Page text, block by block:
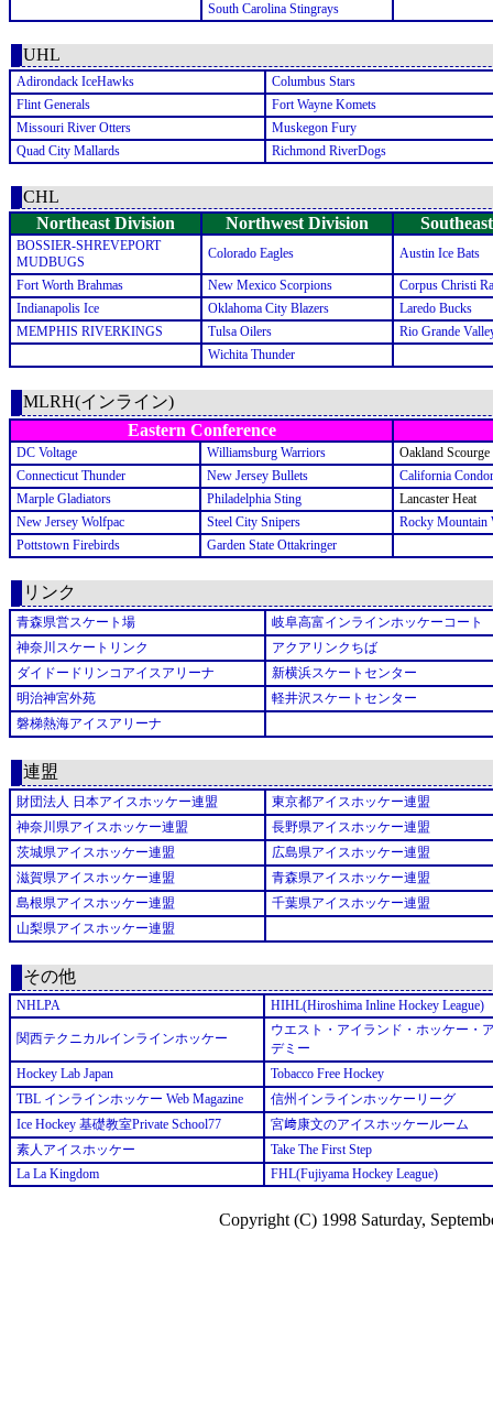
South Carolina Stingrays
UHL
Adirondack IceHawks
Columbus Stars
Flint Generals
Fort Wayne Komets
Missouri River Otters
Muskegon Fury
Quad City Mallards
Richmond RiverDogs
CHL
Northeast Division
Northwest Division
BOSSIER-SHREVEPORT
MUDBUGS
Colorado Eagles Austin Ice Bats
Fort Worth Brahmas New Mexico Scorpions
Corpus Christi
Indianapolis Ice
Oklahoma City Blazers
Laredo Bucks
MEMPHIS RIVERKINGS
Tulsa Oilers
Rio Grande
Wichita Thunder
MLRH(インライン)
Eastern Conference
DC Voltage Williamsburg Warriors
Oakland Scourge
Connecticut Thunder
New Jersey Bullets
California
Marple Gladiators
Philadelphia Sting
Lancaster Heat
New Jersey Wolfpac
Steel City Snipers
Rocky Mountain
Pottstown Firebirds
Garden State Ottakringer
リンク
青森県営スケート場
岐阜高富インラインホッケーコート
神奈川スケートリンク
アクアリンクちば
ダイドードリンコアイスアリーナ
新横浜スケートセンター
明治神宮外苑
軽井沢スケートセンター
磐梯熱海アイスアリーナ
連盟
財団法人 日本アイスホッケー連盟
東京都アイスホッケー連盟
神奈川県アイスホッケー連盟
長野県アイスホッケー連盟
茨城県アイスホッケー連盟
広島県アイスホッケー連盟
滋賀県アイスホッケー連盟
青森県アイスホッケー連盟
島根県アイスホッケー連盟
千葉県アイスホッケー連盟
山梨県アイスホッケー連盟
その他
NHLPA HIHL(Hiroshima Inline Hockey League)
関西テクニカルインラインホッケー
ウエスト・アイランド・ホッケー・
デミー
Hockey Lab Japan
Tobacco Free Hockey
TBL インラインホッケー Web Magazine
信州インラインホッケーリーグ
Ice Hockey 基礎教室Private School77
宮﨑康文のアイスホッケールーム
素人アイスホッケー
Take The First Step
La La Kingdom
FHL(Fujiyama Hockey League)
Copyright (C) 1998 Saturday,